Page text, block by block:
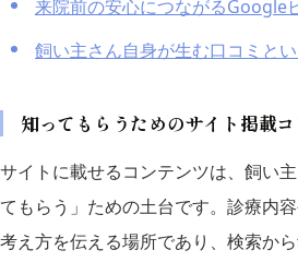
来院前の安心につながるGoogle
飼い主さん自身が生む口コミと
知ってもらうためのサイト掲載
サイトに載せるコンテンツは、飼い
てもらう」ための土台です。診療内
考え方を伝える場所であり、検索か